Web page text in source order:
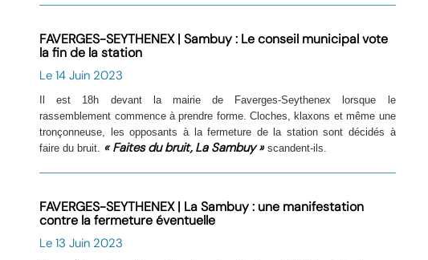
FAVERGES-SEYTHENEX | Sambuy : Le conseil municipal vote
la fin de la station
Le 14 Juin 2023
Il est 18h devant la mairie de Faverges-Seythenex lorsque le
rassemblement commence à prendre forme. Cloches, klaxons et même une
tronçonneuse, les opposants à la fermeture de la station sont décidés à
faire du bruit. « Faites du bruit, La Sambuy » scandent-ils.
FAVERGES-SEYTHENEX | La Sambuy : une manifestation
contre la fermeture éventuelle
Le 13 Juin 2023